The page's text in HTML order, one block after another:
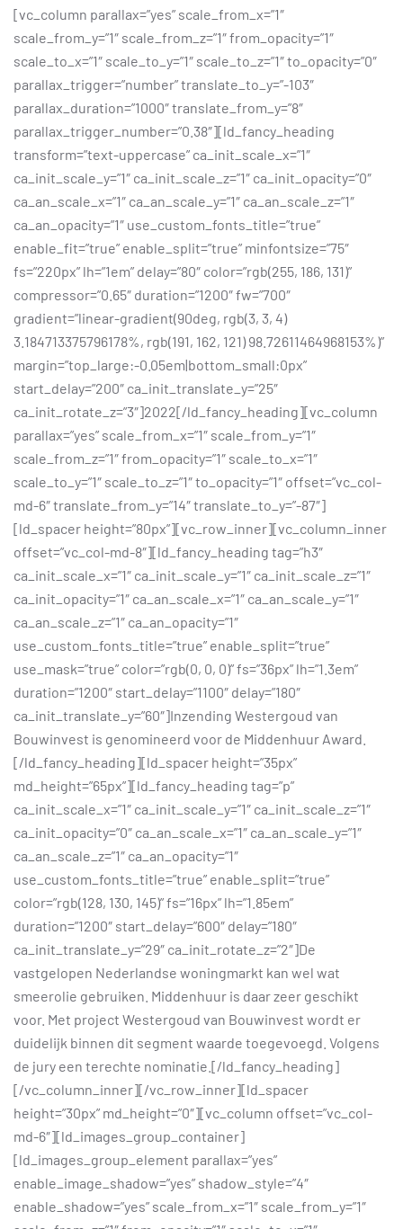
[vc_column parallax=”yes” scale_from_x=”1″
scale_from_y=”1″ scale_from_z=”1″ from_opacity=”1″
scale_to_x=”1″ scale_to_y=”1″ scale_to_z=”1″ to_opacity=”0″
parallax_trigger=”number” translate_to_y=”-103″
parallax_duration=”1000″ translate_from_y=”8″
parallax_trigger_number=”0.38″][ld_fancy_heading
transform=”text-uppercase” ca_init_scale_x=”1″
ca_init_scale_y=”1″ ca_init_scale_z=”1″ ca_init_opacity=”0″
ca_an_scale_x=”1″ ca_an_scale_y=”1″ ca_an_scale_z=”1″
ca_an_opacity=”1″ use_custom_fonts_title=”true”
enable_fit=”true” enable_split=”true” minfontsize=”75″
fs=”220px” lh=”1em” delay=”80″ color=”rgb(255, 186, 131)”
compressor=”0.65″ duration=”1200″ fw=”700″
gradient=”linear-gradient(90deg, rgb(3, 3, 4)
3.184713375796178%, rgb(191, 162, 121) 98.72611464968153%)”
margin=”top_large:-0.05em|bottom_small:0px”
start_delay=”200″ ca_init_translate_y=”25″
ca_init_rotate_z=”3″]2022[/ld_fancy_heading][vc_column
parallax=”yes” scale_from_x=”1″ scale_from_y=”1″
scale_from_z=”1″ from_opacity=”1″ scale_to_x=”1″
scale_to_y=”1″ scale_to_z=”1″ to_opacity=”1″ offset=”vc_col-
md-6″ translate_from_y=”14″ translate_to_y=”-87″]
[ld_spacer height=”80px”][vc_row_inner][vc_column_inner
offset=”vc_col-md-8″][ld_fancy_heading tag=”h3″
ca_init_scale_x=”1″ ca_init_scale_y=”1″ ca_init_scale_z=”1″
ca_init_opacity=”1″ ca_an_scale_x=”1″ ca_an_scale_y=”1″
ca_an_scale_z=”1″ ca_an_opacity=”1″
use_custom_fonts_title=”true” enable_split=”true”
use_mask=”true” color=”rgb(0, 0, 0)” fs=”36px” lh=”1.3em”
duration=”1200″ start_delay=”1100″ delay=”180″
ca_init_translate_y=”60″]Inzending Westergoud van
Bouwinvest is genomineerd voor de Middenhuur Award.
[/ld_fancy_heading][ld_spacer height=”35px”
md_height=”65px”][ld_fancy_heading tag=”p”
ca_init_scale_x=”1″ ca_init_scale_y=”1″ ca_init_scale_z=”1″
ca_init_opacity=”0″ ca_an_scale_x=”1″ ca_an_scale_y=”1″
ca_an_scale_z=”1″ ca_an_opacity=”1″
use_custom_fonts_title=”true” enable_split=”true”
color=”rgb(128, 130, 145)” fs=”16px” lh=”1.85em”
duration=”1200″ start_delay=”600″ delay=”180″
ca_init_translate_y=”29″ ca_init_rotate_z=”2″]De
vastgelopen Nederlandse woningmarkt kan wel wat
smeerolie gebruiken. Middenhuur is daar zeer geschikt
voor. Met project Westergoud van Bouwinvest wordt er
duidelijk binnen dit segment waarde toegevoegd. Volgens
de jury een terechte nominatie.[/ld_fancy_heading]
[/vc_column_inner][/vc_row_inner][ld_spacer
height=”30px” md_height=”0″][vc_column offset=”vc_col-
md-6″][ld_images_group_container]
[ld_images_group_element parallax=”yes”
enable_image_shadow=”yes” shadow_style=”4″
enable_shadow=”yes” scale_from_x=”1″ scale_from_y=”1″